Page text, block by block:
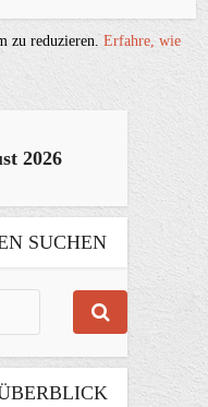
zu reduzieren.Erfahre, wie
2026
SUCHEN